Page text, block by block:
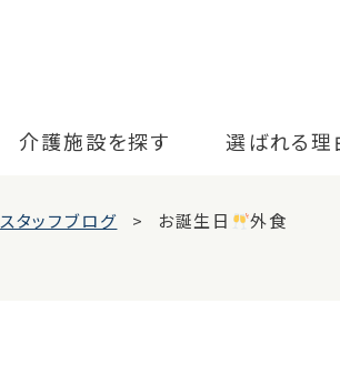
介護施設を探す 選ばれる理
スタッフブログ お誕生日 外食